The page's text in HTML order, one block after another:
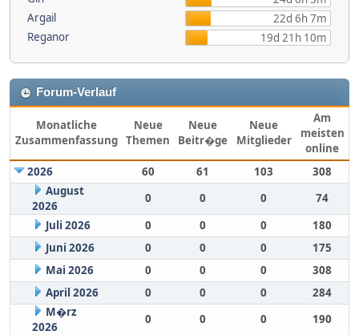
Argail
22d 6h 7m
Reganor
19d 21h 10m
Forum-Verlauf
Monatliche
Zusammenfassung
Neue
Themen
Neue
Beitr�ge
Neue
Mitglieder
Am
meisten
online
2026
60 61 103
308
August
2026
0 0 0
74
Juli 2026
0 0 0
180
Juni 2026
0 0 0
175
Mai 2026
0 0 0
308
April 2026
0 0 0
284
M�rz
2026
0 0 0
190